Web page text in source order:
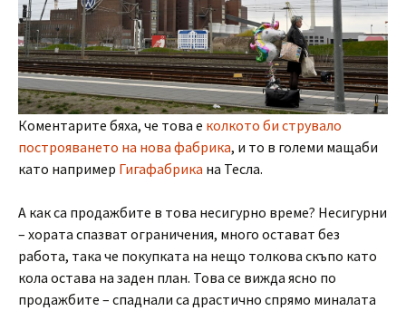
Коментарите бяха, че това е колкото би струвало
построяването на нова фабрика, и то в големи мащаби
като например Гигафабрика на Тесла.
А как са продажбите в това несигурно време? Несигурни
– хората спазват ограничения, много остават без
работа, така че покупката на нещо толкова скъпо като
кола остава на заден план. Това се вижда ясно по
продажбите – спаднали са драстично спрямо миналата